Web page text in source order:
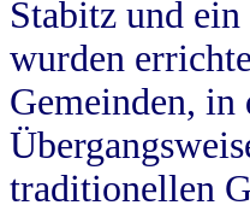
Stabitz und
wurden
Gemeinden, in
traditionellen